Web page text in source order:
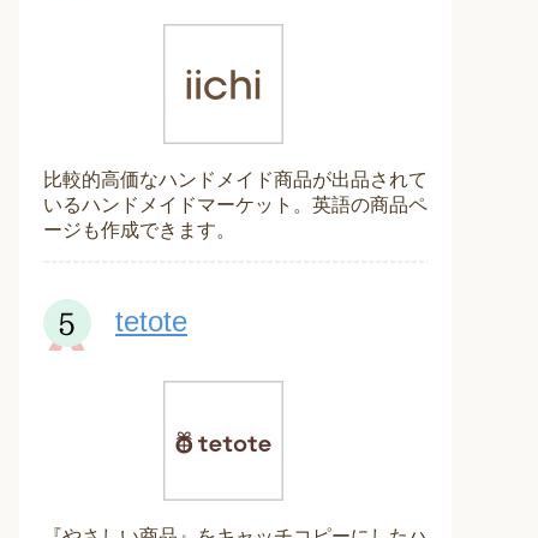
比較的高価なハンドメイド商品が出品されて
いるハンドメイドマーケット。英語の商品ペ
ージも作成できます。
tetote